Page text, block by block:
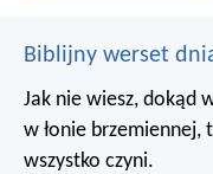
Biblijny werset
Jak nie wiesz, dokąd
w łonie brzemiennej,
wszystko czyni.